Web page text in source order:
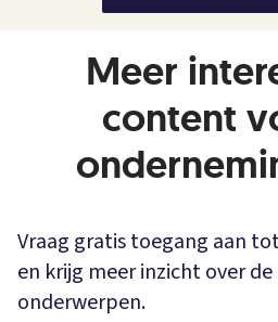
Meer
content
Vraag gratis toegang aan
en krijg meer inzicht over
onderwerpen.